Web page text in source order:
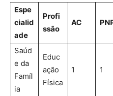
Espe
cialid
ade
Profi
ssão
AC
Saúd
e da
Famíl
ia
Educ
ação
Física
1 1